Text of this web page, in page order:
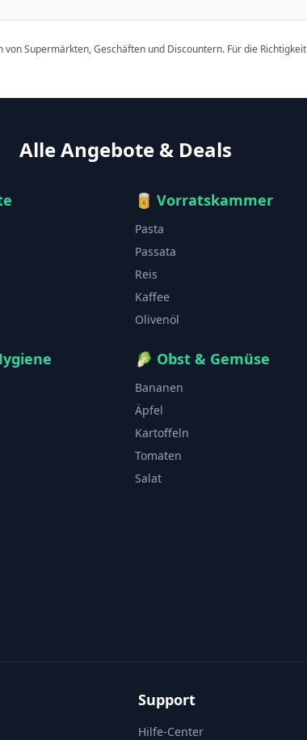
Supermärkten, Geschäften und Discountern. Für die
Alle Angebote & Deals
🥫 Vorratskammer
Pasta
Passata
Reis
Kaffee
Olivenöl
🥬 Obst & Gemüse
Bananen
Äpfel
Kartoffeln
Tomaten
Salat
Support
Hilfe-Center